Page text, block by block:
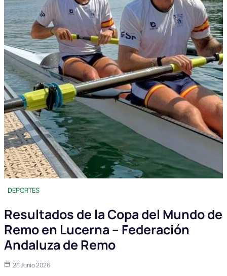
DEPORTES
Resultados de la Copa del Mundo de
Remo en Lucerna – Federación
Andaluza de Remo
28 Junio 2026